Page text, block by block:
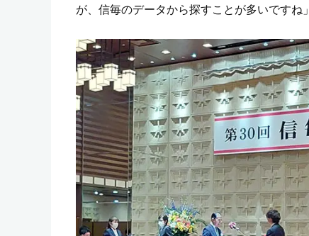
が、信毎のデータから探すことが多いですね」